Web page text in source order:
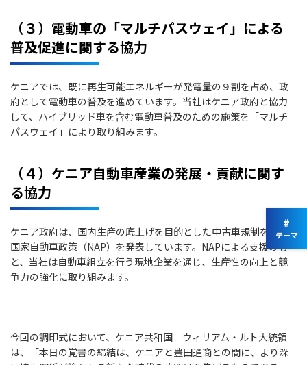
（３）電動車の「マルチパスウェイ」による
普及促進に関する協力
ケニアでは、既に再生可能エネルギーが発電量の９割を占め、政
府として電動車の普及を進めています。当社はケニア政府と協力
して、ハイブリッド車を含む電動車普及のための施策を「マルチ
パスウェイ」により取り組みます。
（４）ケニア自動車産業の発展・貢献に関す
る協力
ケニア政府は、国内生産の底上げを目的とした中古車規制を含む
国家自動車政策（NAP）を発表しています。NAPによる支援のも
と、当社は自動車組立を行う現地企業を通じ、生産性の向上と競
争力の強化に取り組みます。
今回の調印式において、ケニア共和国 ウィリアム・ルト大統領
は、「本日の覚書の締結は、ケニアと豊田通商との間に、より深
#
テーマ